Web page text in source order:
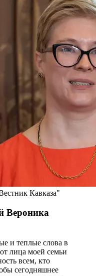
Кавказа"
Вероника
и теплые слова в
лица моей семьи
всем, кто
сегодняшнее